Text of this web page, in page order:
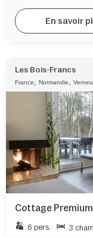
En savoir
Les Bois-Francs
France Normandie
Cottage Premium
6 pers. 3